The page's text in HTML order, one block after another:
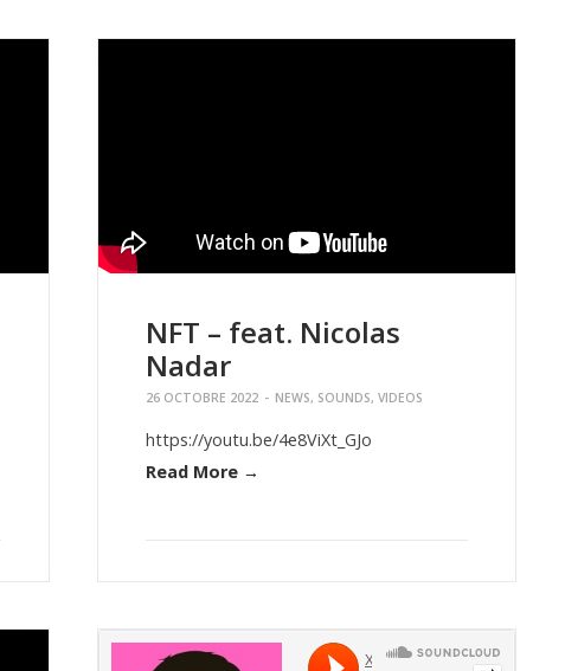
NFT – feat. Nicolas
Nadar
26 OCTOBRE 2022 - NEWS, SOUNDS, VIDEOS
https://youtu.be/4e8ViXt_GJo
Read More →